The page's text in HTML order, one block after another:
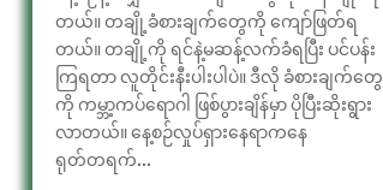
တယ်။ တချို့ခံစားချက်တွေကို ကျော်ဖြတ်ရ
တယ်။ တချို့ကို ရင်နဲ့မဆန့်လက်ခံရပြီး ပင်ပန်း
ကြရတာ လူတိုင်းနီးပါးပါပဲ။ ဒီလို ခံစားချက်တွေ
ကို ကမ္ဘာ့ကပ်ရောဂါ ဖြစ်ပွားချိန်မှာ ပိုပြီးဆိုးရွား
လာတယ်။ နေ့စဉ်လှုပ်ရှားနေရာကနေ
ရုတ်တရက်...